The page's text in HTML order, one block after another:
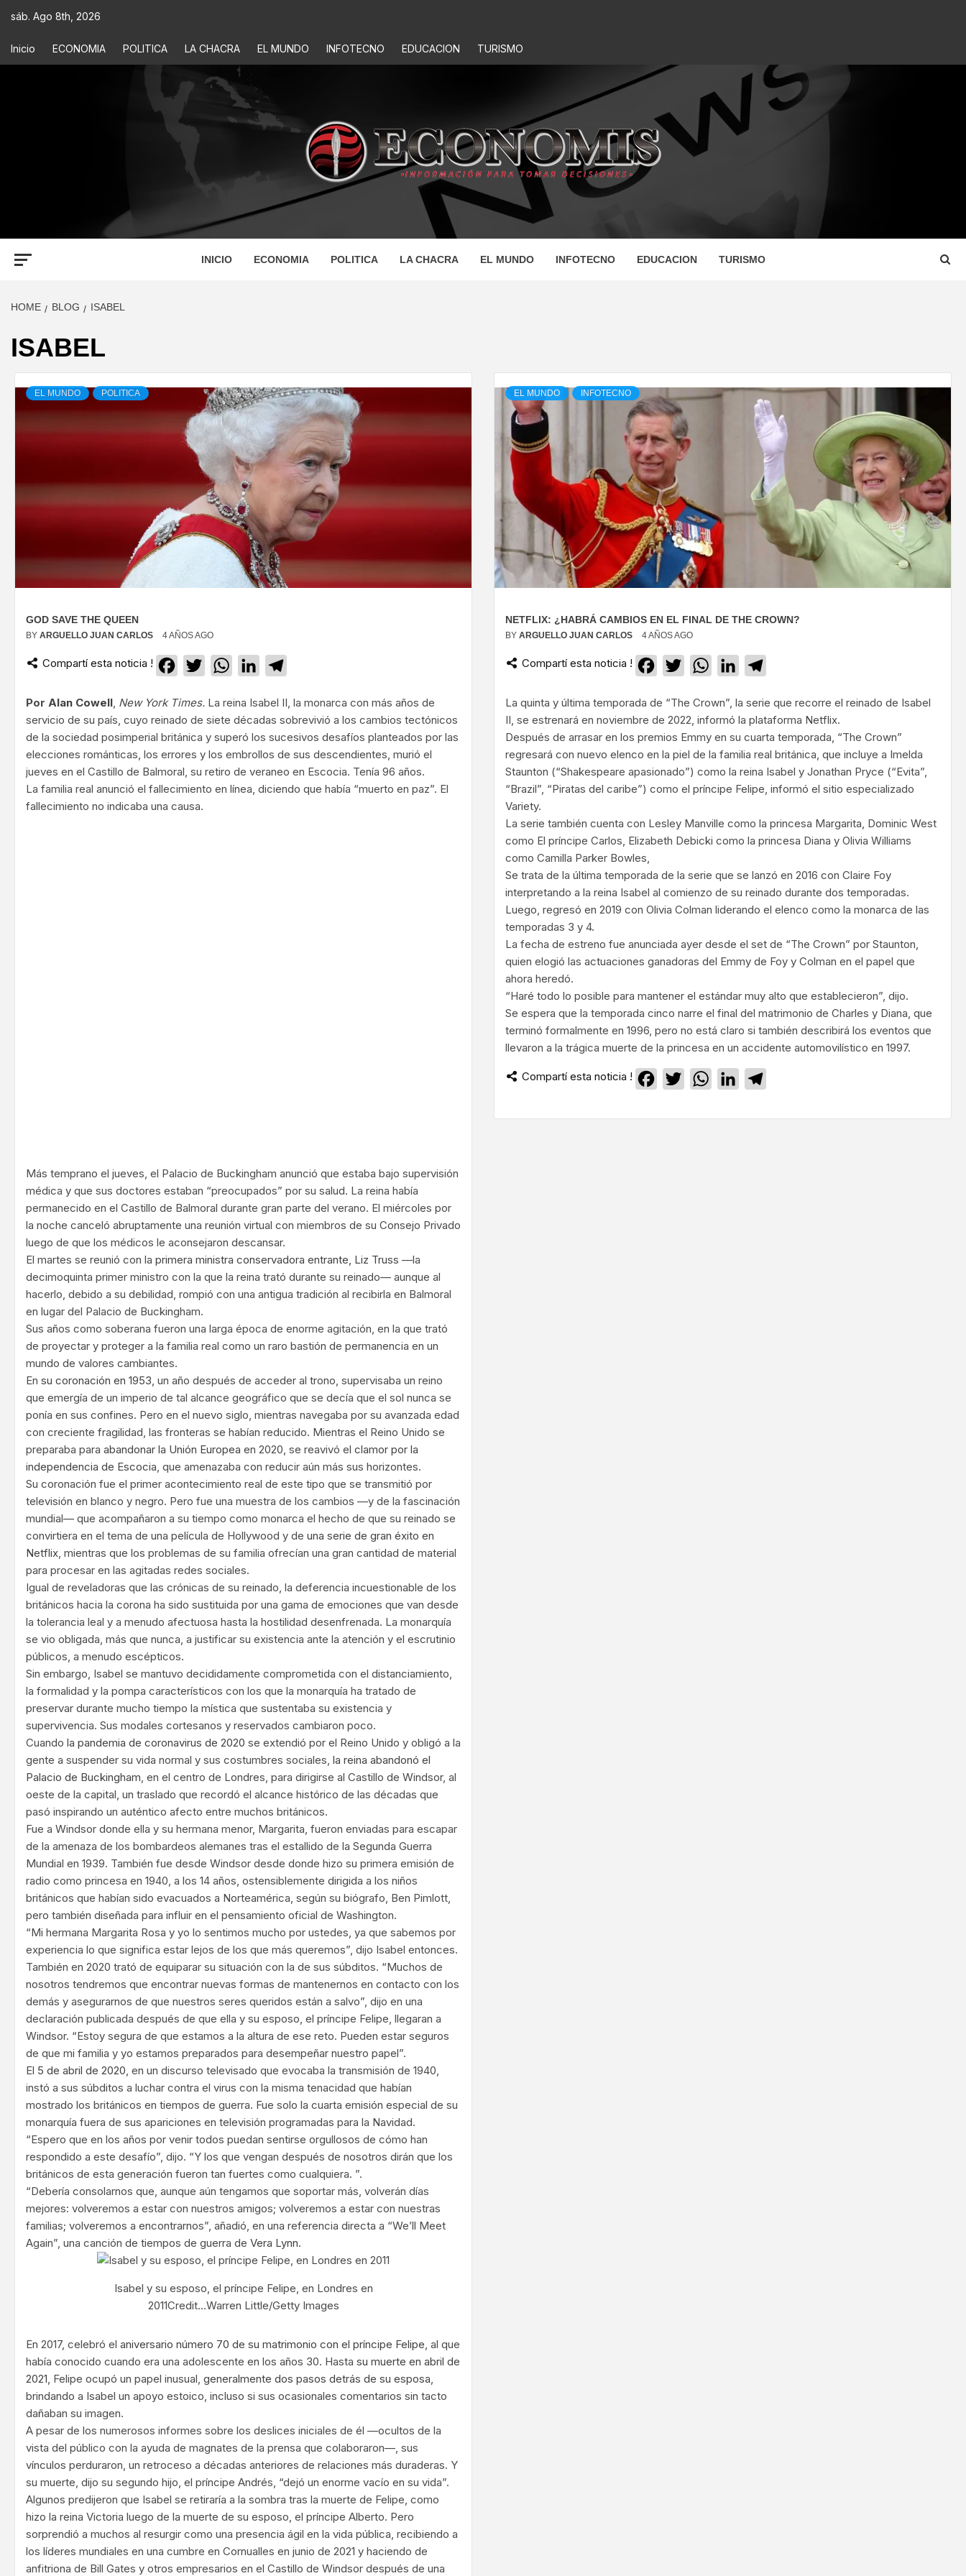
sáb. Ago 8th, 2026
Inicio ECONOMIA POLITICA LA CHACRA EL MUNDO INFOTECNO EDUCACION TURISMO
ECONOMIS
INICIO ECONOMIA POLITICA LA CHACRA EL MUNDO INFOTECNO EDUCACION TURISMO
HOME BLOG ISABEL
ISABEL
EL MUNDO POLITICA
GOD SAVE THE QUEEN
BY ARGUELLO JUAN CARLOS 4 AÑOS AGO
Compartí esta noticia ! Facebook
TwitterWhatsApp
LinkedIn
Por Alan Cowell, New York Times. La reina Isabel II, la monarca con más años de
servicio de su país, cuyo reinado de siete décadas sobrevivió a los cambios tectónicos
de la sociedad posimperial británica y superó los sucesivos desafíos planteados por las
elecciones románticas, los errores y los embrollos de sus descendientes, murió el
jueves en el Castillo de Balmoral, su retiro de veraneo en Escocia. Tenía 96 años.
La familia real anunció el fallecimiento en línea, diciendo que había “muerto en paz”. El
fallecimiento no indicaba una causa.
Más temprano el jueves, el Palacio de Buckingham anunció que estaba bajo supervisión
médica y que sus doctores estaban “preocupados” por su salud. La reina había
permanecido en el Castillo de Balmoral durante gran parte del verano. El miércoles por
la noche canceló abruptamente una reunión virtual con miembros de su Consejo Privado
luego de que los médicos le aconsejaron descansar.
El martes se reunió con la primera ministra conservadora entrante, Liz Truss —la
decimoquinta primer ministro con la que la reina trató durante su reinado— aunque al
hacerlo, debido a su debilidad, rompió con una antigua tradición al recibirla en Balmoral
en lugar del Palacio de Buckingham.
Sus años como soberana fueron una larga época de enorme agitación, en la que trató
de proyectar y proteger a la familia real como un raro bastión de permanencia en un
mundo de valores cambiantes.
En su coronación en 1953, un año después de acceder al trono, supervisaba un reino
que emergía de un imperio de tal alcance geográfico que se decía que el sol nunca se
ponía en sus confines. Pero en el nuevo siglo, mientras navegaba por su avanzada edad
con creciente fragilidad, las fronteras se habían reducido. Mientras el Reino Unido se
preparaba para abandonar la Unión Europea en 2020, se reavivó el clamor por la
independencia de Escocia, que amenazaba con reducir aún más sus horizontes.
Su coronación fue el primer acontecimiento real de este tipo que se transmitió por
televisión en blanco y negro. Pero fue una muestra de los cambios —y de la fascinación
mundial— que acompañaron a su tiempo como monarca el hecho de que su reinado se
convirtiera en el tema de una película de Hollywood y de una serie de gran éxito en
Netflix, mientras que los problemas de su familia ofrecían una gran cantidad de material
para procesar en las agitadas redes sociales.
Igual de reveladoras que las crónicas de su reinado, la deferencia incuestionable de los
británicos hacia la corona ha sido sustituida por una gama de emociones que van desde
la tolerancia leal y a menudo afectuosa hasta la hostilidad desenfrenada. La monarquía
se vio obligada, más que nunca, a justificar su existencia ante la atención y el escrutinio
públicos, a menudo escépticos.
Sin embargo, Isabel se mantuvo decididamente comprometida con el distanciamiento,
la formalidad y la pompa característicos con los que la monarquía ha tratado de
preservar durante mucho tiempo la mística que sustentaba su existencia y
supervivencia. Sus modales cortesanos y reservados cambiaron poco.
Cuando la pandemia de coronavirus de 2020 se extendió por el Reino Unido y obligó a la
gente a suspender su vida normal y sus costumbres sociales, la reina abandonó el
Palacio de Buckingham, en el centro de Londres, para dirigirse al Castillo de Windsor, al
oeste de la capital, un traslado que recordó el alcance histórico de las décadas que
pasó inspirando un auténtico afecto entre muchos británicos.
Fue a Windsor donde ella y su hermana menor, Margarita, fueron enviadas para escapar
de la amenaza de los bombardeos alemanes tras el estallido de la Segunda Guerra
Mundial en 1939. También fue desde Windsor desde donde hizo su primera emisión de
radio como princesa en 1940, a los 14 años, ostensiblemente dirigida a los niños
británicos que habían sido evacuados a Norteamérica, según su biógrafo, Ben Pimlott,
pero también diseñada para influir en el pensamiento oficial de Washington.
“Mi hermana Margarita Rosa y yo lo sentimos mucho por ustedes, ya que sabemos por
experiencia lo que significa estar lejos de los que más queremos”, dijo Isabel entonces.
También en 2020 trató de equiparar su situación con la de sus súbditos. “Muchos de
nosotros tendremos que encontrar nuevas formas de mantenernos en contacto con los
demás y asegurarnos de que nuestros seres queridos están a salvo”, dijo en una
declaración publicada después de que ella y su esposo, el príncipe Felipe, llegaran a
Windsor. “Estoy segura de que estamos a la altura de ese reto. Pueden estar seguros
de que mi familia y yo estamos preparados para desempeñar nuestro papel”.
El 5 de abril de 2020, en un discurso televisado que evocaba la transmisión de 1940,
instó a sus súbditos a luchar contra el virus con la misma tenacidad que habían
mostrado los británicos en tiempos de guerra. Fue solo la cuarta emisión especial de su
monarquía fuera de sus apariciones en televisión programadas para la Navidad.
“Espero que en los años por venir todos puedan sentirse orgullosos de cómo han
respondido a este desafío”, dijo. “Y los que vengan después de nosotros dirán que los
británicos de esta generación fueron tan fuertes como cualquiera. ”.
“Debería consolarnos que, aunque aún tengamos que soportar más, volverán días
mejores: volveremos a estar con nuestros amigos; volveremos a estar con nuestras
familias; volveremos a encontrarnos”, añadió, en una referencia directa a “We’ll Meet
Again”, una canción de tiempos de guerra de Vera Lynn.
Isabel y su esposo, el príncipe Felipe, en Londres en
2011Credit…Warren Little/Getty Images
En 2017, celebró el aniversario número 70 de su matrimonio con el príncipe Felipe, al que
había conocido cuando era una adolescente en los años 30. Hasta su muerte en abril de
2021, Felipe ocupó un papel inusual, generalmente dos pasos detrás de su esposa,
brindando a Isabel un apoyo estoico, incluso si sus ocasionales comentarios sin tacto
dañaban su imagen.
A pesar de los numerosos informes sobre los deslices iniciales de él —ocultos de la
vista del público con la ayuda de magnates de la prensa que colaboraron—, sus
vínculos perduraron, un retroceso a décadas anteriores de relaciones más duraderas. Y
su muerte, dijo su segundo hijo, el príncipe Andrés, “dejó un enorme vacío en su vida”.
Algunos predijeron que Isabel se retiraría a la sombra tras la muerte de Felipe, como
hizo la reina Victoria luego de la muerte de su esposo, el príncipe Alberto. Pero
sorprendió a muchos al resurgir como una presencia ágil en la vida pública, recibiendo a
los líderes mundiales en una cumbre en Cornualles en junio de 2021 y haciendo de
anfitriona de Bill Gates y otros empresarios en el Castillo de Windsor después de una
EL MUNDO INFOTECNO
NETFLIX: ¿HABRÁ CAMBIOS EN EL FINAL DE THE CROWN?
BY ARGUELLO JUAN CARLOS 4 AÑOS AGO
Compartí esta noticia ! Facebook
TwitterWhatsApp
LinkedIn
La quinta y última temporada de “The Crown”, la serie que recorre el reinado de Isabel
II, se estrenará en noviembre de 2022, informó la plataforma Netflix.
Después de arrasar en los premios Emmy en su cuarta temporada, “The Crown”
regresará con nuevo elenco en la piel de la familia real británica, que incluye a Imelda
Staunton (“Shakespeare apasionado”) como la reina Isabel y Jonathan Pryce (“Evita”,
“Brazil”, “Piratas del caribe”) como el príncipe Felipe, informó el sitio especializado
Variety.
La serie también cuenta con Lesley Manville como la princesa Margarita, Dominic West
como El príncipe Carlos, Elizabeth Debicki como la princesa Diana y Olivia Williams
como Camilla Parker Bowles,
Se trata de la última temporada de la serie que se lanzó en 2016 con Claire Foy
interpretando a la reina Isabel al comienzo de su reinado durante dos temporadas.
Luego, regresó en 2019 con Olivia Colman liderando el elenco como la monarca de las
temporadas 3 y 4.
La fecha de estreno fue anunciada ayer desde el set de “The Crown” por Staunton,
quien elogió las actuaciones ganadoras del Emmy de Foy y Colman en el papel que
ahora heredó.
“Haré todo lo posible para mantener el estándar muy alto que establecieron”, dijo.
Se espera que la temporada cinco narre el final del matrimonio de Charles y Diana, que
terminó formalmente en 1996, pero no está claro si también describirá los eventos que
llevaron a la trágica muerte de la princesa en un accidente automovilístico en 1997.
Compartí esta noticia ! Facebook
TwitterWhatsApp
LinkedIn